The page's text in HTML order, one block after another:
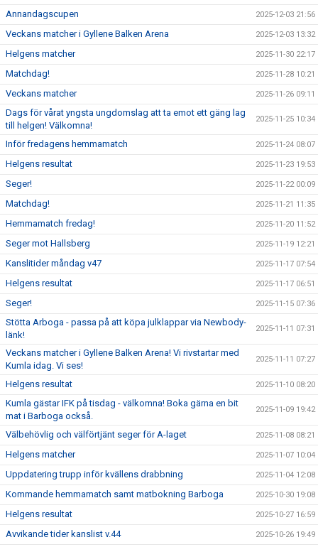
Annandagscupen 2025-12-03 21:56
Veckans matcher i Gyllene Balken Arena 2025-12-03 13:32
Helgens matcher 2025-11-30 22:17
Matchdag! 2025-11-28 10:21
Veckans matcher 2025-11-26 09:11
Dags för vårat yngsta ungdomslag att ta emot ett gäng lag
till helgen! Välkomna!
2025-11-25 10:34
Inför fredagens hemmamatch 2025-11-24 08:07
Helgens resultat 2025-11-23 19:53
Seger! 2025-11-22 00:09
Matchdag! 2025-11-21 11:35
Hemmamatch fredag! 2025-11-20 11:52
Seger mot Hallsberg 2025-11-19 12:21
Kanslitider måndag v47 2025-11-17 07:54
Helgens resultat 2025-11-17 06:51
Seger! 2025-11-15 07:36
Stötta Arboga - passa på att köpa julklappar via Newbody-
länk!
2025-11-11 07:31
Veckans matcher i Gyllene Balken Arena! Vi rivstartar med
Kumla idag. Vi ses!
2025-11-11 07:27
Helgens resultat 2025-11-10 08:20
Kumla gästar IFK på tisdag - välkomna! Boka gärna en bit
mat i Barboga också.
2025-11-09 19:42
Välbehövlig och välförtjänt seger för A-laget 2025-11-08 08:21
Helgens matcher 2025-11-07 10:04
Uppdatering trupp inför kvällens drabbning 2025-11-04 12:08
Kommande hemmamatch samt matbokning Barboga 2025-10-30 19:08
Helgens resultat 2025-10-27 16:59
Avvikande tider kanslist v.44 2025-10-26 19:49